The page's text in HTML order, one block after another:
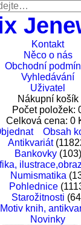
Kontakt
Něco o nás
Obchodní
Vyhledávání
Uživatel
Nákupní košík
Počet položek:
Celková cena: 0
Obsah
Antikvariát
Bankovky(103)
Numismatika
Pohlednice
Starožitnosti
knih,
Novinky